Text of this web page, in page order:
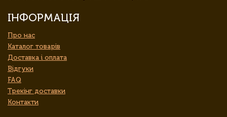
ІНФОРМАЦІЯ
Про нас
Каталог товарів
Доставка і оплата
Відгуки
FAQ
Трекінг доставки
Контакти